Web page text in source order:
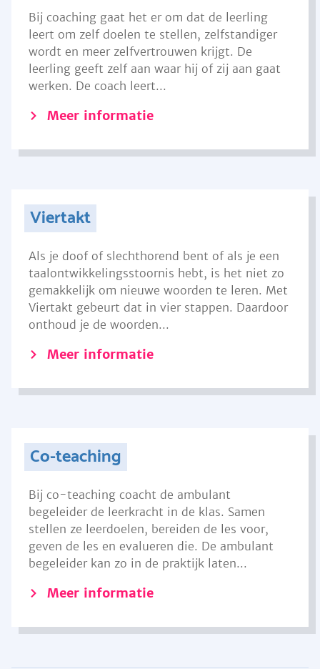
Bij coaching gaat het er om dat de leerling
leert om zelf doelen te stellen, zelfstandiger
wordt en meer zelfvertrouwen krijgt. De
leerling geeft zelf aan waar hij of zij aan gaat
werken. De coach leert...
Meer informatie
Viertakt
Als je doof of slechthorend bent of als je een
taalontwikkelingsstoornis hebt, is het niet zo
gemakkelijk om nieuwe woorden te leren. Met
Viertakt gebeurt dat in vier stappen. Daardoor
onthoud je de woorden...
Meer informatie
Co-teaching
Bij co-teaching coacht de ambulant
begeleider de leerkracht in de klas. Samen
stellen ze leerdoelen, bereiden de les voor,
geven de les en evalueren die. De ambulant
begeleider kan zo in de praktijk laten...
Meer informatie